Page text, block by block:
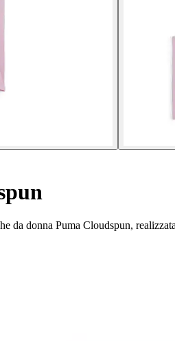
da donna Puma Cloudspun,